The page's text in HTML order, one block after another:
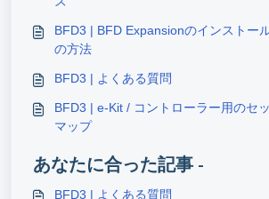
BFD3 | BFD Expansionのインストー
の方法
BFD3 | よくある質問
BFD3 | e-Kit / コントローラー用のセ
マップ
あなたに合った記事 -
BFD3 | よくある質問